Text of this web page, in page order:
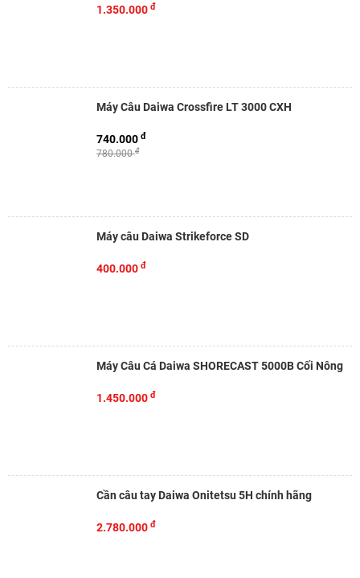
1.350.000 đ
Máy Câu Daiwa Crossfire LT 3000 CXH
780.000đ
740.000 đ
Máy câu Daiwa Strikeforce SD
400.000 đ
Máy Câu Cá Daiwa SHORECAST 5000B Cối Nông
1.450.000 đ
Cần câu tay Daiwa Onitetsu 5H chính hãng
2.780.000 đ